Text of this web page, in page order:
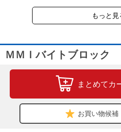
受けます。
もっと見
ＭＭＩバイトブロック
まとめてカ
お買い物候補